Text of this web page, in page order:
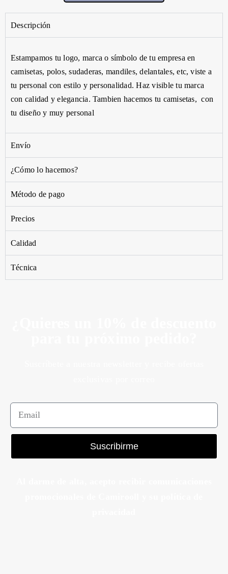
Descripción
Estampamos tulogo, marca o símbolo de tu empresa en
camisetas, polos, sudaderas, mandiles,delantales, etc, viste a
tu personal con estilo y personalidad.Haz visible tu marca
con calidad y elegancia. Tambien hacemos tu camisetas, con
tu diseño y muy personal
Envío
¿Cómo lo hacemos?
Método de pago
Precios
Calidad
Técnica
Suscribirme